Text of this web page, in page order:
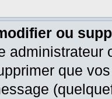
ou
que